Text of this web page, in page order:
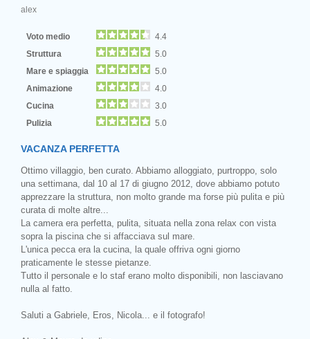
alex
Voto medio
4.4
Struttura
5.0
Mare e spiaggia
5.0
Animazione
4.0
Cucina
3.0
Pulizia
5.0
VACANZA PERFETTA
Ottimo villaggio, ben curato. Abbiamo alloggiato, purtroppo, solo
una settimana, dal 10 al 17 di giugno 2012, dove abbiamo potuto
apprezzare la struttura, non molto grande ma forse più pulita e più
curata di molte altre...
La camera era perfetta, pulita, situata nella zona relax con vista
sopra la piscina che si affacciava sul mare.
L'unica pecca era la cucina, la quale offriva ogni giorno
praticamente le stesse pietanze.
Tutto il personale e lo staf erano molto disponibili, non lasciavano
nulla al fatto.
Saluti a Gabriele, Eros, Nicola... e il fotografo!